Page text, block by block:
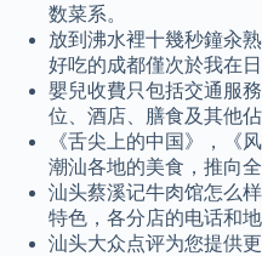
数菜系。
放到沸水裡十幾秒鐘汆
好吃的成都僅次於我在日
嬰兒收費只包括交通服
位、酒店、膳食及其他
《舌尖上的中国》，《
潮汕各地的美食，推向全
汕头蔡溪记牛肉馆怎么
特色，各分店的电话和
汕头大众点评为您提供